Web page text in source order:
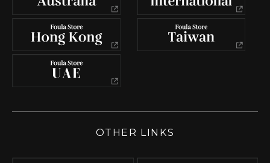
OTHER LINKS